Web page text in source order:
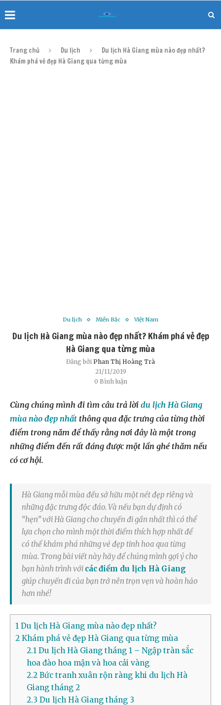
Trang chủ Du lịch
Du lịch Hà Giang mùa nào đẹp nhất?
Khám phá vẻ đẹp Hà Giang qua từng mùa
Du lịch Miền Bắc Việt Nam
Du lịch Hà Giang mùa nào đẹp nhất? Khám phá vẻ đẹp
Hà Giang qua từng mùa
Đăng bởi Phan Thị Hoàng Trà
21/11/2019
0 Bình luận
Cùng chúng mình đi tìm câu trả lời du lịch Hà Giang
mùa nào đẹp nhất thông qua đặc trưng của từng thời
điểm trong năm để thấy rằng nơi đây là một trong
những điểm đến rất đáng được một lần ghé thăm nếu
có cơ hội.
Hà Giang mỗi mùa đều sở hữu một nét đẹp riêng và
những đặc trưng độc đáo. Và nếu bạn dự định có
“hẹn” với Hà Giang cho chuyến đi gần nhất thì có thể
lựa chọn cho mình một thời điểm thích hợp nhất để
có thể khám phá những vẻ đẹp tinh hoa qua từng
mùa. Trong bài viết này hãy để chúng mình gợi ý cho
bạn hành trình với cácđiểm du lịch Hà Giang
giúp chuyến đi của bạn trở nên trọn vẹn và hoàn hảo
hơn nhé!
1 Du lịch Hà Giang mùa nào đẹp nhất?
2 Khám phá vẻ đẹp Hà Giang qua từng mùa
2.1Du lịch Hà Giang tháng 1 – Ngập tràn sắc
hoa đào hoa mận và hoa cải vàng
2.2Bức tranh xuân rộn ràng khi du lịch Hà
Giang tháng 2
2.3 Du lịch Hà Giang tháng 3